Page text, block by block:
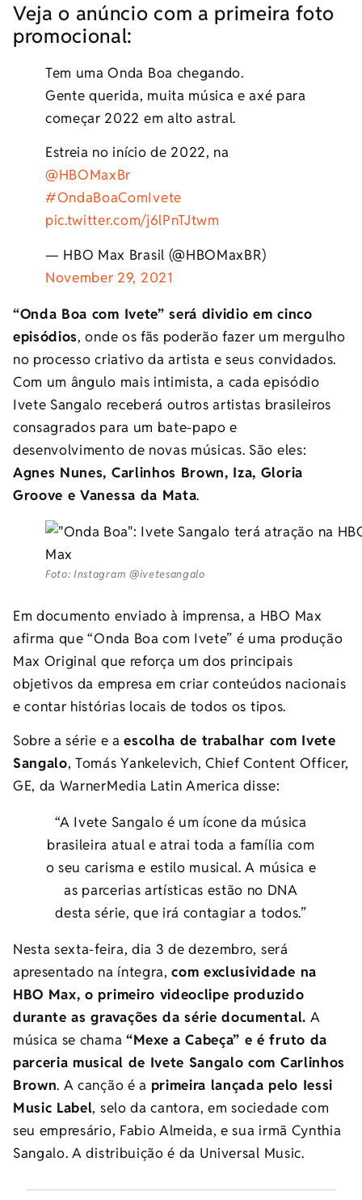
Veja o anúncio com a primeira foto
promocional:
Tem uma Onda Boa chegando.
Gente querida, muita música e axé para
começar 2022 em alto astral.
Estreia no início de 2022, na
@HBOMaxBr
#OndaBoaComIvete
pic.twitter.com/j6lPnTJtwm
— HBO Max Brasil (@HBOMaxBR)
November 29, 2021
“Onda Boa com Ivete” será dividio em cinco
episódios, onde os fãs poderão fazer um mergulho
no processo criativo da artista e seus convidados.
Com um ângulo mais intimista, a cada episódio
Ivete Sangalo receberá outros artistas brasileiros
consagrados para um bate-papo e
desenvolvimento de novas músicas. São eles:
Agnes Nunes, Carlinhos Brown, Iza, Gloria
Groove e Vanessa da Mata.
Foto: Instagram @ivetesangalo
Em documento enviado à imprensa, a HBO Max
afirma que “Onda Boa com Ivete” é uma produção
Max Original que reforça um dos principais
objetivos da empresa em criar conteúdos nacionais
e contar histórias locais de todos os tipos.
Sobre a série e aescolha de trabalhar com Ivete
Sangalo, Tomás Yankelevich, Chief Content Officer,
GE, da WarnerMedia Latin America disse:
“A Ivete Sangalo é um ícone da música
brasileira atual e atrai toda a família com
o seu carisma e estilo musical. A música e
as parcerias artísticas estão no DNA
desta série, que irá contagiar a todos.”
Nesta sexta-feira, dia 3 de dezembro, será
apresentado na íntegra,com exclusividade na
HBO Max, o primeiro videoclipe produzido
durante as gravações da série documental. A
música se chama “Mexe a Cabeça” e é fruto da
parceria musical de Ivete Sangalo com Carlinhos
Brown. A canção é a primeira lançada pelo Iessi
Music Label, selo da cantora, em sociedade com
seu empresário, Fabio Almeida, e sua irmã Cynthia
Sangalo. A distribuição é da Universal Music.